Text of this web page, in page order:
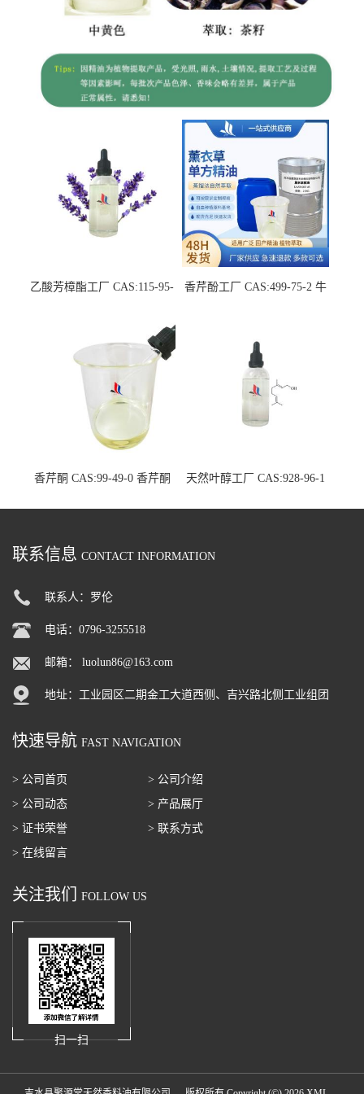
乙酸芳樟酯工厂 CAS:115-95-
香芹酚工厂 CAS:499-75-2 牛
香芹酮 CAS:99-49-0 香芹酮
天然叶醇工厂 CAS:928-96-1
联系信息 CONTACT INFORMATION
联系人：罗伦
电话：0796-3255518
邮箱： luolun86@163.com
地址：工业园区二期金工大道西侧、吉兴路北侧工业组团
快速导航 FAST NAVIGATION
> 公司首页
> 公司介绍
> 公司动态
> 产品展厅
> 证书荣誉
> 联系方式
> 在线留言
关注我们 FOLLOW US
扫一扫